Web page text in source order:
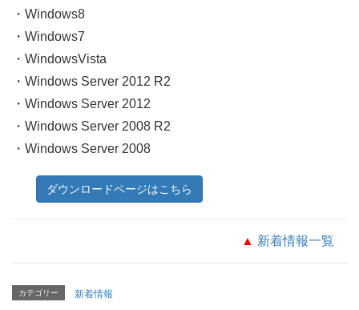
・Windows8
・Windows7
・WindowsVista
・Windows Server 2012 R2
・Windows Server 2012
・Windows Server 2008 R2
・Windows Server 2008
ダウンロードページはこちら
▲ 新着情報一覧
カテゴリー 新着情報